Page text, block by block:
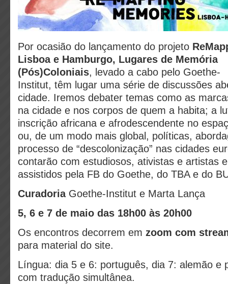
Por ocasião do lançamento do projeto
Lisboa e Hamburgo, Lugares de Memória
(Pós)Coloniais, levado a cabo pelo Goethe-
Institut, têm lugar uma série de discussões
cidade. Iremos debater temas como as
na cidade e nos corpos de quem a habita; a
inscrição africana e afrodescendente no
ou, de um modo mais global, políticas,
processo de “descolonização” nas cidades
contarão com estudiosos, ativistas e artistas
assistidos pela FB do Goethe, do TBA e do
CuradoriaGoethe-Institut e Marta Lança
5, 6 e 7 de maio das 18h00 às 20h00
Os encontros decorrem em zoom com
para material do site.
Língua: dia 5 e 6: português, dia 7: alemão e
com tradução simultânea.